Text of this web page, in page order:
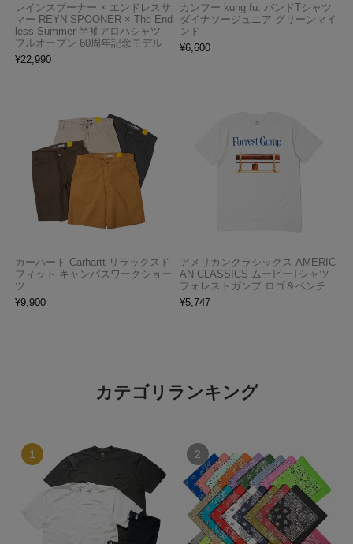
レインスプーナー × エンドレスサ
マー REYN SPOONER × The End
less Summer 半袖アロハシャツ
フルオープン 60周年記念モデル
¥22,990
カンフー kung fu. バンドTシャツ
ダイナソージュニア グリーンマイ
ンド
¥6,600
カーハート Carhartt リラックスド
フィット キャンバスワークショー
ツ
¥9,900
アメリカンクラシックス AMERIC
AN CLASSICS ムービーTシャツ
フォレストガンプ ロゴ＆ベンチ
¥5,747
カテゴリランキング